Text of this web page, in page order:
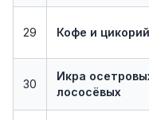
29 Кофе и цикорий
30
Икра
лососёвых